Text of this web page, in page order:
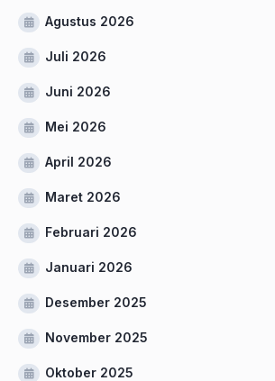
Agustus 2026
Juli 2026
Juni 2026
Mei 2026
April 2026
Maret 2026
Februari 2026
Januari 2026
Desember 2025
November 2025
Oktober 2025